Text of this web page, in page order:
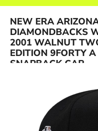
NEW ERA
DIAMONDBACKS
2001 WALNUT
EDITION 9FORTY
SNAPBACK CAP
Bildergalerie überspringen